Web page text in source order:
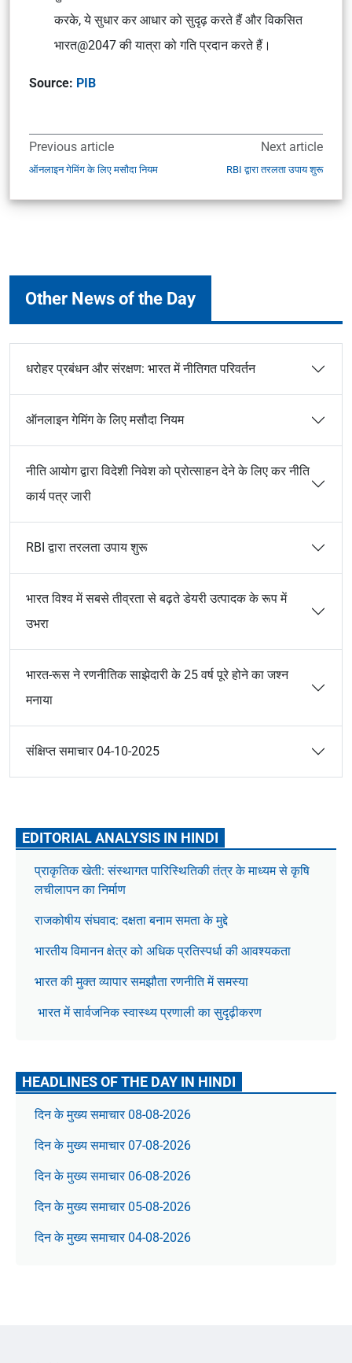
करके, ये सुधार कर आधार को सुदृढ़ करते हैं और विकसित
भारत@2047 की यात्रा को गति प्रदान करते हैं।
Source: PIB
Previous article
ऑनलाइन गेमिंग के लिए मसौदा नियम
Next article
RBI द्वारा तरलता उपाय शुरू
Other News of the Day
धरोहर प्रबंधन और संरक्षण: भारत में नीतिगत परिवर्तन
ऑनलाइन गेमिंग के लिए मसौदा नियम
नीति आयोग द्वारा विदेशी निवेश को प्रोत्साहन देने के लिए कर नीति
कार्य पत्र जारी
RBI द्वारा तरलता उपाय शुरू
भारत विश्व में सबसे तीव्रता से बढ़ते डेयरी उत्पादक के रूप में
उभरा
भारत-रूस ने रणनीतिक साझेदारी के 25 वर्ष पूरे होने का जश्न
मनाया
संक्षिप्त समाचार 04-10-2025
EDITORIAL ANALYSIS IN HINDI
प्राकृतिक खेती: संस्थागत पारिस्थितिकी तंत्र के माध्यम से कृषि
लचीलापन का निर्माण
राजकोषीय संघवाद: दक्षता बनाम समता के मुद्दे
भारतीय विमानन क्षेत्र को अधिक प्रतिस्पर्धा की आवश्यकता
भारत की मुक्त व्यापार समझौता रणनीति में समस्या
भारत में सार्वजनिक स्वास्थ्य प्रणाली का सुदृढ़ीकरण
HEADLINES OF THE DAY IN HINDI
दिन के मुख्य समाचार 08-08-2026
दिन के मुख्य समाचार 07-08-2026
दिन के मुख्य समाचार 06-08-2026
दिन के मुख्य समाचार 05-08-2026
दिन के मुख्य समाचार 04-08-2026